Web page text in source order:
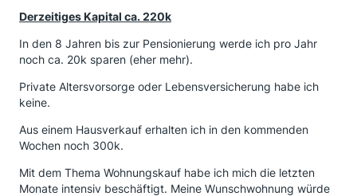
Derzeitiges Kapital ca. 220k
In den 8 Jahren bis zur Pensionierung werde ich pro Jahr
noch ca. 20k sparen (eher mehr).
Private Altersvorsorge oder Lebensversicherung habe ich
keine.
Aus einem Hausverkauf erhalten ich in den kommenden
Wochen noch 300k.
Mit dem Thema Wohnungskauf habe ich mich die letzten
Monate intensiv beschäftigt. Meine Wunschwohnung würde